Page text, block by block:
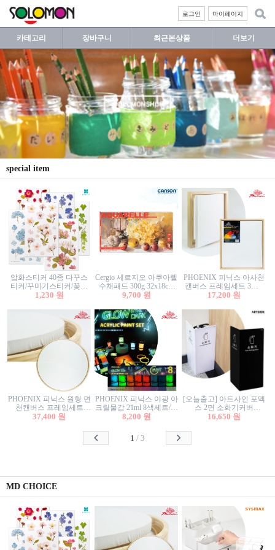
마이페이지
로그인
카테고리 장바구니 최근본상품 더보기
special item
압화스티커 40종 다꾸스
티커/꾸미기스티커/꽃스
티커/압화꽃책갈피/팬시
1,230 원
Cergio 세르지오 아쿠아렐
수채패드 300g 32x18cm
12매 1면제본
9,700 원
PHOENIX 피닉스 아사천
캔버스 프레임세트 3호F
27.3x22cm 캔버스와 올림
17,200 원
PHOENIX 피닉스 원형 면
천캔버스 프레임세트
40cm/원형캔버스/플로팅
37,400 원
PHOENIX 피닉스 야광 아
크릴물감 21ml 8색세트/야
광물감
8,200 원
[오늘출고] 아트사인 포멕
스 2면 소화기커버
1470/1471/소화기커버/소
함/소화기거치대/소화기
16,650 원
1 / 3
MD CHOICE